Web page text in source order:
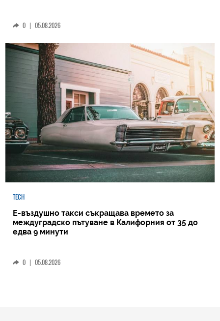
0 | 05.08.2026
TECH
Е-въздушно такси съкращава времето за
междуградско пътуване в Калифорния от 35 до
едва 9 минути
0 | 05.08.2026